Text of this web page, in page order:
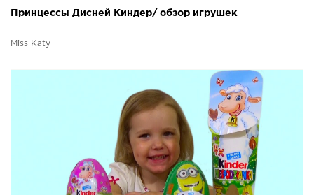
Принцессы Дисней Киндер/ обзор игрушек
Miss Katy